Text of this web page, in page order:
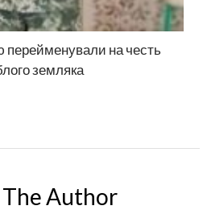
перейменували на честь
земляка
Author